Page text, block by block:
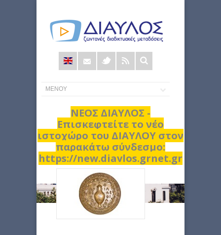
Φόρμα
αναζήτησης
ΝΕΟΣ ΔΙΑΥΛΟΣ -
Επισκεφτείτε το νέο
ιστοχώρο του ΔΙΑΥΛΟΥ στον
παρακάτω σύνδεσμο:
https://new.diavlos.grnet.gr